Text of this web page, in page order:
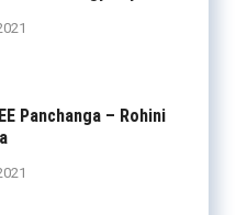
Panchanga – Rohini